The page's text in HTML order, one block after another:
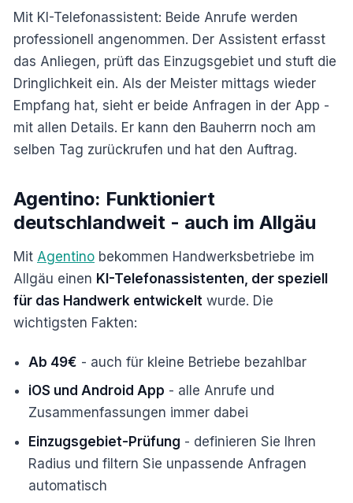
Mit KI-Telefonassistent: Beide Anrufe werden
professionell angenommen. Der Assistent erfasst
das Anliegen, prüft das Einzugsgebiet und stuft die
Dringlichkeit ein. Als der Meister mittags wieder
Empfang hat, sieht er beide Anfragen in der App -
mit allen Details. Er kann den Bauherrn noch am
selben Tag zurückrufen und hat den Auftrag.
Agentino: Funktioniert
deutschlandweit - auch im Allgäu
Mit Agentino bekommen Handwerksbetriebe im
Allgäu einen KI-Telefonassistenten, der speziell
für das Handwerk entwickelt wurde. Die
wichtigsten Fakten:
Ab 49€ - auch für kleine Betriebe bezahlbar
iOS und Android App - alle Anrufe und
Zusammenfassungen immer dabei
Einzugsgebiet-Prüfung - definieren Sie Ihren
Radius und filtern Sie unpassende Anfragen
automatisch